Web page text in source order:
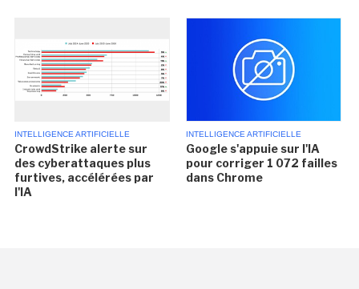
INTELLIGENCE ARTIFICIELLE
CrowdStrike alerte sur
des cyberattaques plus
furtives, accélérées par
l'IA
INTELLIGENCE ARTIFICIELLE
Google s'appuie sur l'IA
pour corriger 1 072 failles
dans Chrome